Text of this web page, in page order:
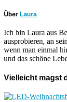
Über Laura
Ich bin Laura aus
ausprobieren, an
wenn man einmal
und das schöne
Vielleicht magst